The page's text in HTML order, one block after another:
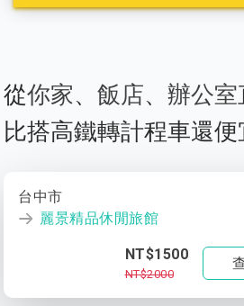
從你家、 飯店、 辦公室
比搭高鐵轉計程車還便
台中市
麗景精品休閒旅館
NT$1500
NT$2000